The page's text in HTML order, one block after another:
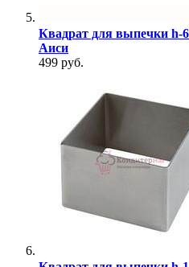
Квадрат для выпечки h-
Аиси
499 руб.